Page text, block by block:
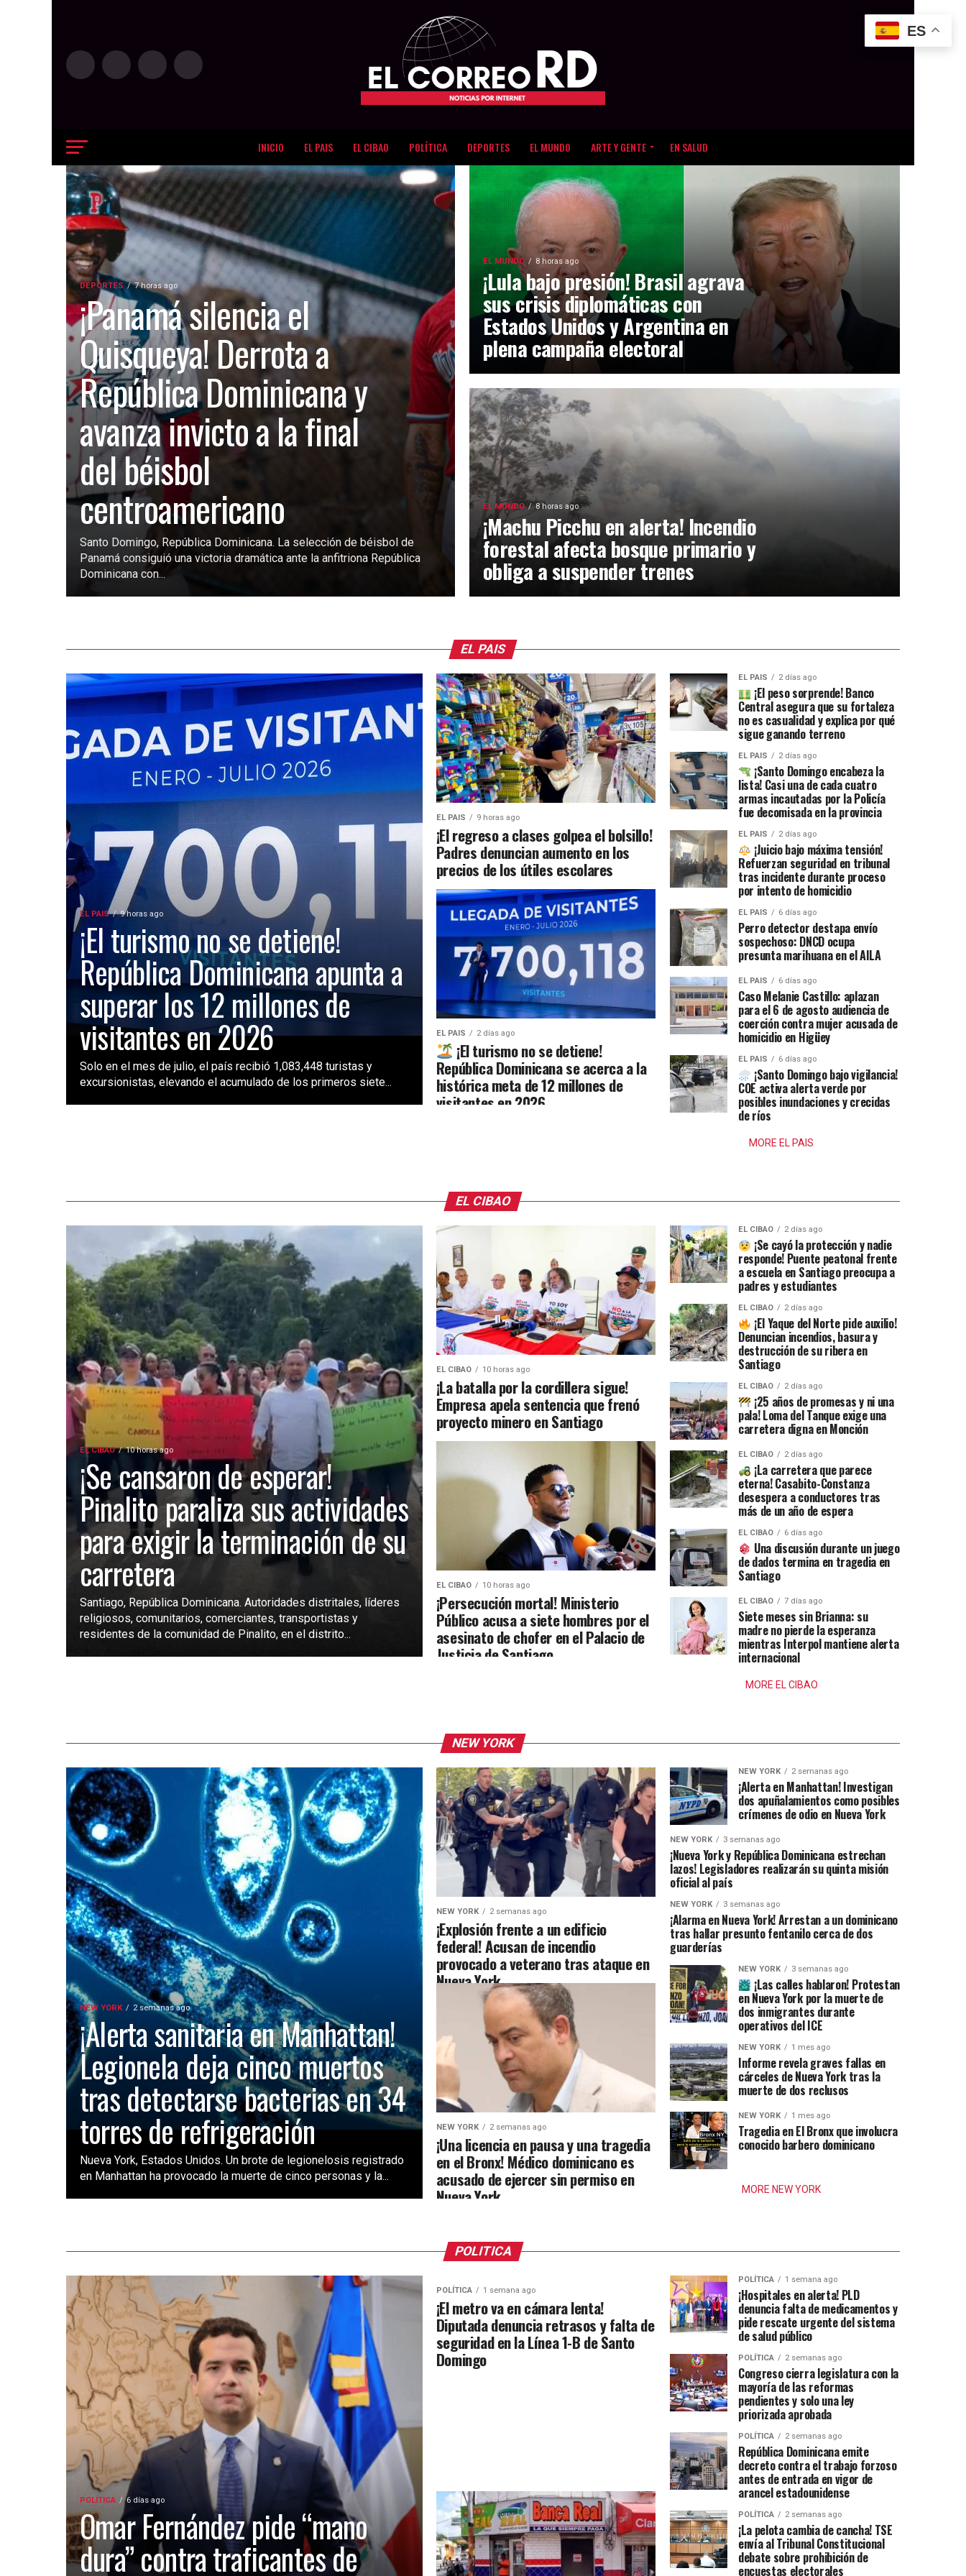
INICIO EL PAIS EL CIBAO POLÍTICA DEPORTES EL MUNDO ARTE Y GENTE EN SALUD
DEPORTES 7 horas ago
¡Panamá silencia el
Quisqueya! Derrota a
República Dominicana y
avanza invicto a la final
del béisbol
centroamericano
Santo Domingo, República Dominicana. La selección de béisbol de
Panamá consiguió una victoria dramática ante la anfitriona República
Dominicana con...
EL MUNDO 8 horas ago
¡Lula bajo presión! Brasil agrava
sus crisis diplomáticas con
Estados Unidos y Argentina en
plena campaña electoral
EL MUNDO 8 horas ago
¡Machu Picchu en alerta! Incendio
forestal afecta bosque primario y
obliga a suspender trenes
EL PAIS
EL PAIS 9 horas ago
¡El turismo no se detiene!
República Dominicana apunta a
superar los 12 millones de
visitantes en 2026
Solo en el mes de julio, el país recibió 1,083,448 turistas y
excursionistas, elevando el acumulado de los primeros siete...
EL PAIS 9 horas ago
¡El regreso a clases golpea el bolsillo!
Padres denuncian aumento en los
precios de los útiles escolares
EL PAIS 2 días ago
¡El turismo no se detiene!
República Dominicana se acerca a la
histórica meta de 12 millones de
visitantes en 2026
EL PAIS 2 días ago
¡El peso sorprende! Banco
Central asegura que su fortaleza
no es casualidad y explica por qué
sigue ganando terreno
EL PAIS 2 días ago
¡Santo Domingo encabeza la
lista! Casi una de cada cuatro
armas incautadas por la Policía
fue decomisada en la provincia
EL PAIS 2 días ago
¡Juicio bajo máxima tensión!
Refuerzan seguridad en tribunal
tras incidente durante proceso
por intento de homicidio
EL PAIS 6 días ago
Perro detector destapa envío
sospechoso: DNCD ocupa
presunta marihuana en el AILA
EL PAIS 6 días ago
Caso Melanie Castillo: aplazan
para el 6 de agosto audiencia de
coerción contra mujer acusada de
homicidio en Higüey
EL PAIS 6 días ago
¡Santo Domingo bajo vigilancia!
COE activa alerta verde por
posibles inundaciones y crecidas
de ríos
MORE EL PAIS
EL CIBAO
EL CIBAO 10 horas ago
¡Se cansaron de esperar!
Pinalito paraliza sus actividades
para exigir la terminación de su
carretera
Santiago, República Dominicana. Autoridades distritales, líderes
religiosos, comunitarios, comerciantes, transportistas y
residentes de la comunidad de Pinalito, en el distrito...
EL CIBAO 10 horas ago
¡La batalla por la cordillera sigue!
Empresa apela sentencia que frenó
proyecto minero en Santiago
EL CIBAO 10 horas ago
¡Persecución mortal! Ministerio
Público acusa a siete hombres por el
asesinato de chofer en el Palacio de
Justicia de Santiago
EL CIBAO 2 días ago
¡Se cayó la protección y nadie
responde! Puente peatonal frente
a escuela en Santiago preocupa a
padres y estudiantes
EL CIBAO 2 días ago
¡El Yaque del Norte pide auxilio!
Denuncian incendios, basura y
destrucción de su ribera en
Santiago
EL CIBAO 2 días ago
¡25 años de promesas y ni una
pala! Loma del Tanque exige una
carretera digna en Monción
EL CIBAO 2 días ago
¡La carretera que parece
eterna! Casabito-Constanza
desespera a conductores tras
más de un año de espera
EL CIBAO 6 días ago
Una discusión durante un juego
de dados termina en tragedia en
Santiago
EL CIBAO 7 días ago
Siete meses sin Brianna: su
madre no pierde la esperanza
mientras Interpol mantiene alerta
internacional
MORE EL CIBAO
NEW YORK
NEW YORK 2 semanas ago
¡Alerta sanitaria en Manhattan!
Legionela deja cinco muertos
tras detectarse bacterias en 34
torres de refrigeración
Nueva York, Estados Unidos. Un brote de legionelosis registrado
en Manhattan ha provocado la muerte de cinco personas y la...
NEW YORK 2 semanas ago
¡Explosión frente a un edificio
federal! Acusan de incendio
provocado a veterano tras ataque en
Nueva York
NEW YORK 2 semanas ago
¡Una licencia en pausa y una tragedia
en el Bronx! Médico dominicano es
acusado de ejercer sin permiso en
Nueva York
NEW YORK 2 semanas ago
¡Alerta en Manhattan! Investigan
dos apuñalamientos como posibles
crímenes de odio en Nueva York
NEW YORK 3 semanas ago
¡Nueva York y República Dominicana estrechan
lazos! Legisladores realizarán su quinta misión
oficial al país
NEW YORK 3 semanas ago
¡Alarma en Nueva York! Arrestan a un dominicano
tras hallar presunto fentanilo cerca de dos
guarderías
NEW YORK 3 semanas ago
¡Las calles hablaron! Protestan
en Nueva York por la muerte de
dos inmigrantes durante
operativos del ICE
NEW YORK 1 mes ago
Informe revela graves fallas en
cárceles de Nueva York tras la
muerte de dos reclusos
NEW YORK 1 mes ago
Tragedia en El Bronx que involucra
conocido barbero dominicano
MORE NEW YORK
POLITICA
POLÍTICA 6 días ago
Omar Fernández pide “mano
dura” contra traficantes de
POLÍTICA 1 semana ago
¡El metro va en cámara lenta!
Diputada denuncia retrasos y falta de
seguridad en la Línea 1-B de Santo
Domingo
POLÍTICA 1 semana ago
¡Hospitales en alerta! PLD
denuncia falta de medicamentos y
pide rescate urgente del sistema
de salud público
POLÍTICA 2 semanas ago
Congreso cierra legislatura con la
mayoría de las reformas
pendientes y solo una ley
priorizada aprobada
POLÍTICA 2 semanas ago
República Dominicana emite
decreto contra el trabajo forzoso
antes de entrada en vigor de
arancel estadounidense
POLÍTICA 2 semanas ago
¡La pelota cambia de cancha! TSE
envía al Tribunal Constitucional
debate sobre prohibición de
encuestas electorales
ES